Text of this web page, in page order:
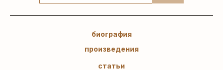
биография
произведения
статьи